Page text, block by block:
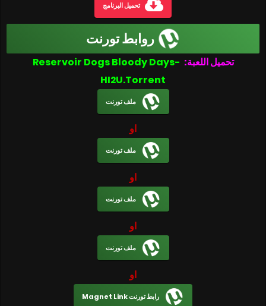
تحميل البرنامج
روابط تورنت
تحميل اللعبة: Reservoir Dogs Bloody Days-
HI2U.Torrent
ملف تورنت
او
ملف تورنت
او
ملف تورنت
او
ملف تورنت
او
رابط تورنت Magnet Link